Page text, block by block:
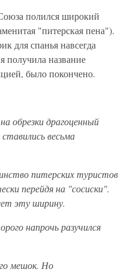
полился широкий
"питерская пена").
для спанья навсегда
получила название
было покончено.
обрезки драгоценный
весьма
питерских туристов
перейдя на "сосиски".
эту ширину.
напрочь разучился
мешок. Но